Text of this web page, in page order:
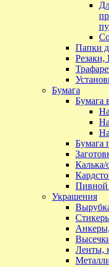
Папки
Бумага
Бумага
Бумага
Калька/
Пивной
Украшения
Ленты,